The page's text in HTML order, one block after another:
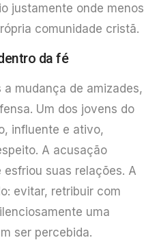
justamente onde menos
comunidade cristã.
da fé
mudança de amizades,
Um dos jovens do
influente e ativo,
A acusação
suas relações. A
evitar, retribuir com
uma
ser percebida.